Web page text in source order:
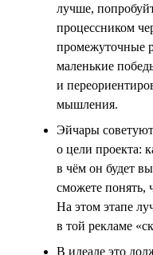
лучше,
процессником
промежуточные
маленькие
и
мышления.
Эйчары
о цели проекта:
в чём он будет
сможете понять,
На этом этапе
в той рекламе
В идеале это